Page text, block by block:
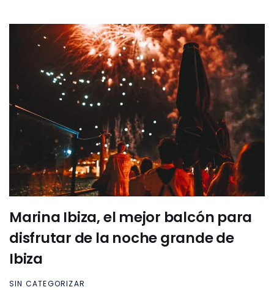
Marina Ibiza, el mejor balcón para
disfrutar de la noche grande de
Ibiza
SIN CATEGORIZAR